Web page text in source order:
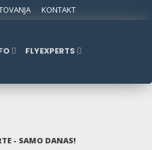
KONTAKT
FLYEXPERTS
- SAMO DANAS!